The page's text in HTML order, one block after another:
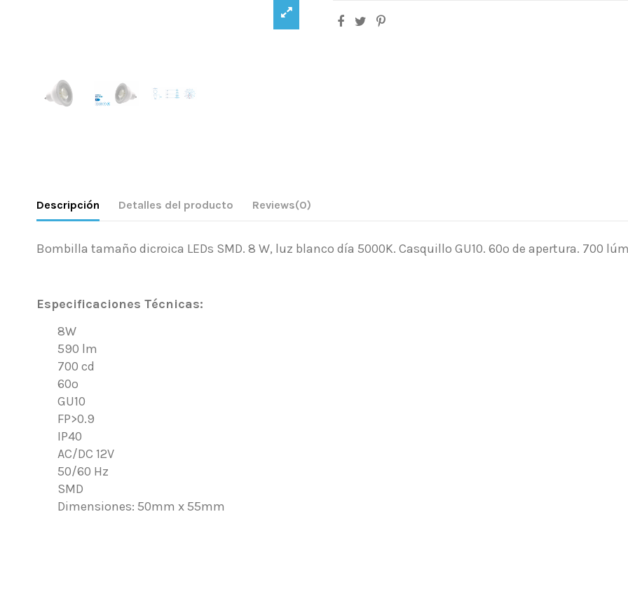
Descripción Detalles del producto Reviews(0)
Bombilla tamaño dicroica LEDs SMD. 8 W, luz blanco día 5000K. Casquillo GU10. 60º de apertura. 700
Especificaciones Técnicas:
8W
590 lm
700 cd
60º
GU10
FP>0.9
IP40
AC/DC 12V
50/60 Hz
SMD
Dimensiones: 50mm x 55mm